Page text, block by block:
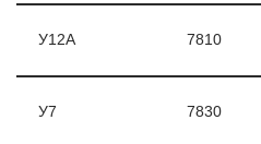
У12А 7810
У7 7830